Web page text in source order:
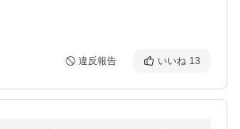
違反報告 いいね 13